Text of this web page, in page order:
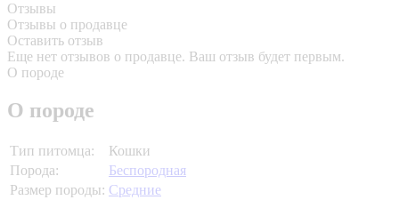
Отзывы
Отзывы о продавце
Оставить отзыв
Еще нет отзывов о продавце. Ваш отзыв будет первым.
О породе
О породе
Тип питомца:
Кошки
Порода:
Беспородная
Размер породы: Средние